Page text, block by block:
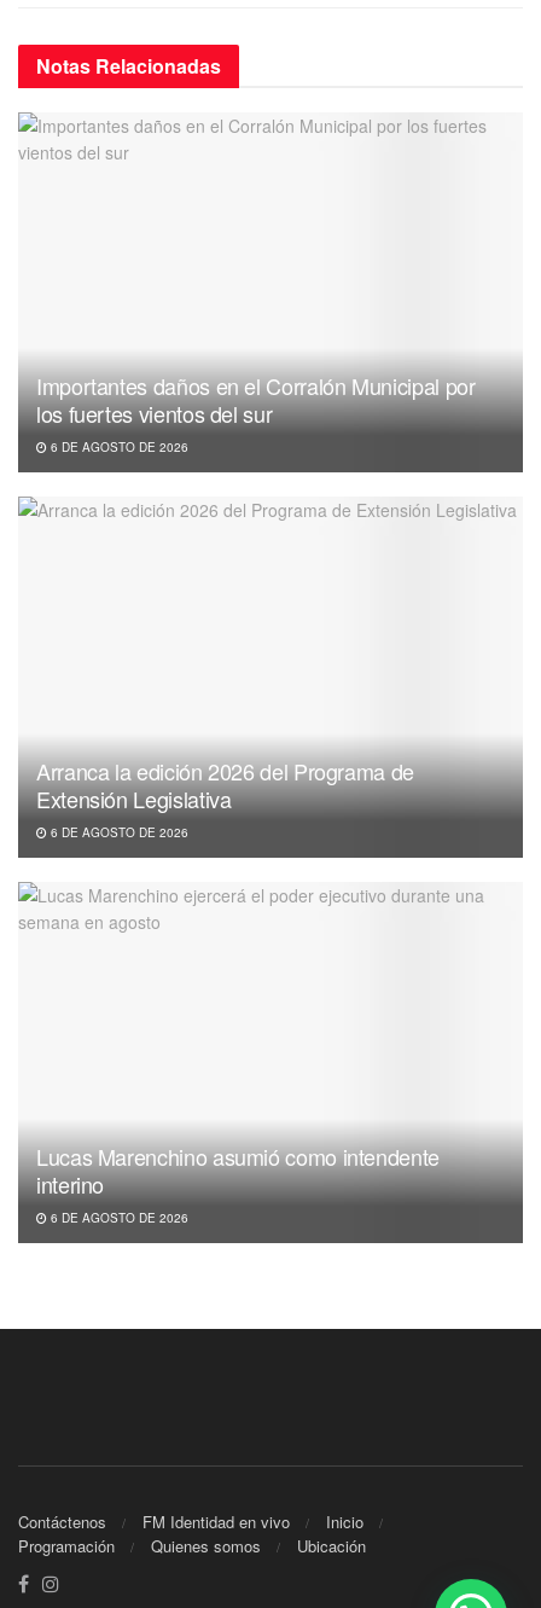
Notas Relacionadas
Importantes daños en el Corralón Municipal por
los fuertes vientos del sur
6 DE AGOSTO DE 2026
Arranca la edición 2026 del Programa de
Extensión Legislativa
6 DE AGOSTO DE 2026
Lucas Marenchino asumió como intendente
interino
6 DE AGOSTO DE 2026
Contáctenos FM Identidad en vivo
Inicio
Programación
Quienes somos Ubicación